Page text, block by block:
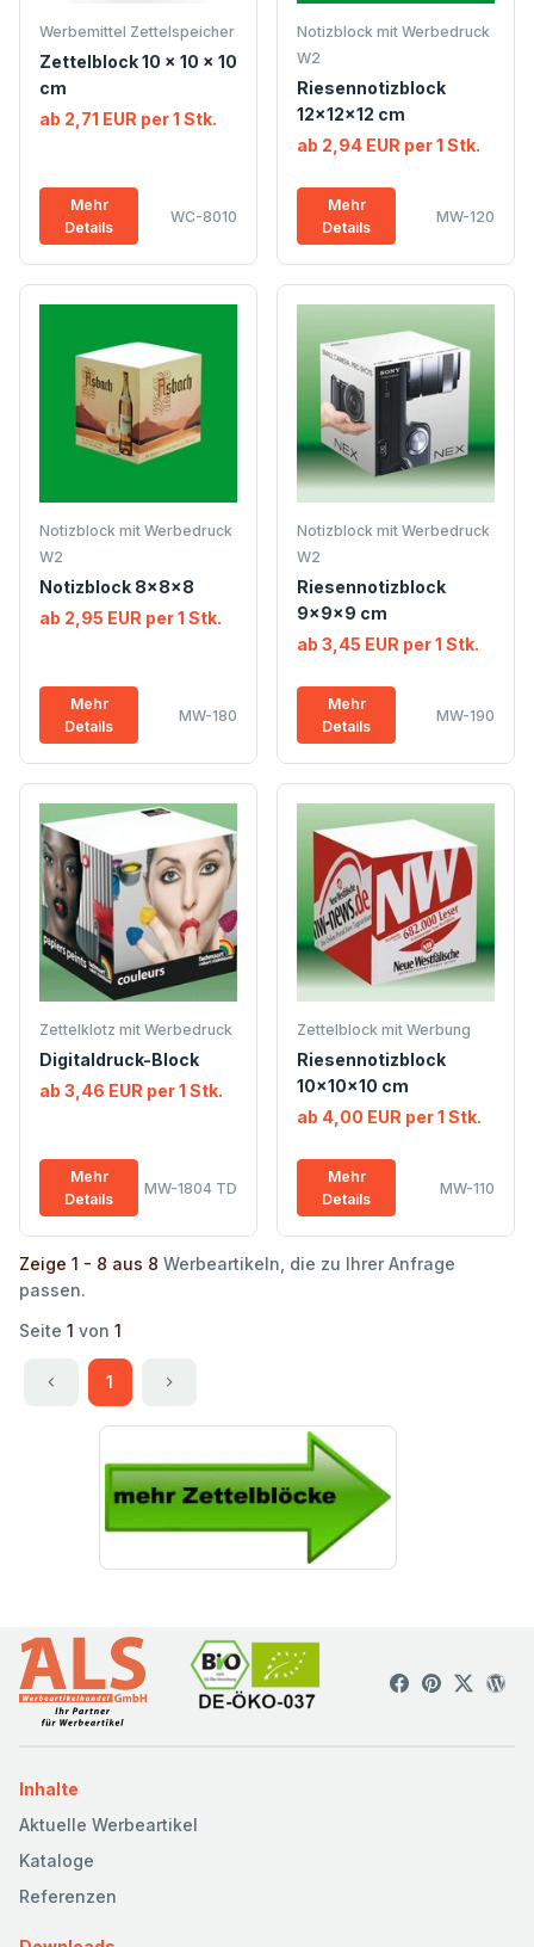
Werbemittel Zettelspeicher
Zettelblock 10 x 10 x 10
cm
ab 2,71 EUR per 1 Stk.
Mehr
Details
WC-8010
Notizblock mit Werbedruck
W2
Riesennotizblock
12x12x12 cm
ab 2,94 EUR per 1 Stk.
Mehr
Details
MW-120
Notizblock mit Werbedruck
W2
Notizblock 8x8x8
ab 2,95 EUR per 1 Stk.
Mehr
Details
MW-180
Notizblock mit Werbedruck
W2
Riesennotizblock
9x9x9 cm
ab 3,45 EUR per 1 Stk.
Mehr
Details
MW-190
Zettelklotz mit Werbedruck
Digitaldruck-Block
ab 3,46 EUR per 1 Stk.
Mehr
Details
MW-1804 TD
Zettelblock mit Werbung
Riesennotizblock
10x10x10 cm
ab 4,00 EUR per 1 Stk.
Mehr
Details
MW-110
Zeige 1 - 8 aus 8 Werbeartikeln, die zu Ihrer Anfrage
passen.
Seite 1 von 1
1
Inhalte
Aktuelle Werbeartikel
Kataloge
Referenzen